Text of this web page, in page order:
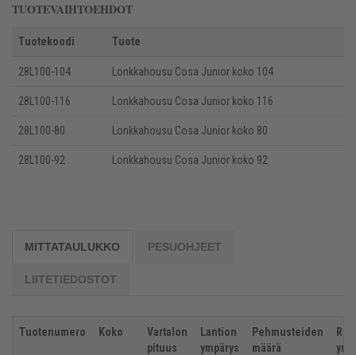
TUOTEVAIHTOEHDOT
Tuotekoodi Tuote
28L100-104 Lonkkahousu Cosa Junior koko 104
28L100-116 Lonkkahousu Cosa Junior koko 116
28L100-80 Lonkkahousu Cosa Junior koko 80
28L100-92 Lonkkahousu Cosa Junior koko 92
MITTATAULUKKO PESUOHJEET
LIITETIEDOSTOT
Tuotenumero Koko
Vartalon
pituus
Lantion
ympärys
Pehmusteiden
määrä